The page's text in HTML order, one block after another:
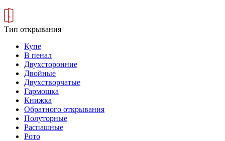
Тип открывания
Купе
В пенал
Двухсторонние
Двойные
Двухстворчатые
Гармошка
Книжка
Обратного открывания
Полуторные
Распашные
Рото